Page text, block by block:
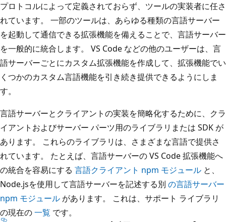
プロトコルによって定義されておらず、ツールの実装者に任さ
れています。 一部のツールは、あらゆる種類の言語サーバー
を起動して通信できる拡張機能を備えることで、言語サーバー
を一般的に統合します。 VS Code などの他のユーザーは、言
語サーバーごとにカスタム拡張機能を作成して、拡張機能でい
くつかのカスタム言語機能を引き続き提供できるようにしま
す。
言語サーバーとクライアントの実装を簡略化するために、クラ
イアントおよびサーバー パーツ用のライブラリまたは SDK が
あります。 これらのライブラリは、さまざまな言語で提供さ
れています。 たとえば、言語サーバーの VS Code 拡張機能へ
の統合を容易にする 言語クライアント npm モジュール と、
Node.jsを使用して言語サーバーを記述する別 の言語サーバー
npm モジュールがあります。 これは、サポート ライブラリ
の現在の一覧 です。